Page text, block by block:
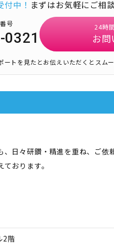
中！ まずはお気軽にご相
号 24時
お
トを見たとお伝えいただくとスムー
日々研鑽・精進を重ね、ご
おります。
2階